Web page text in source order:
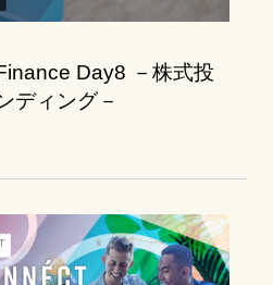
Day8 －株式投
ディング－